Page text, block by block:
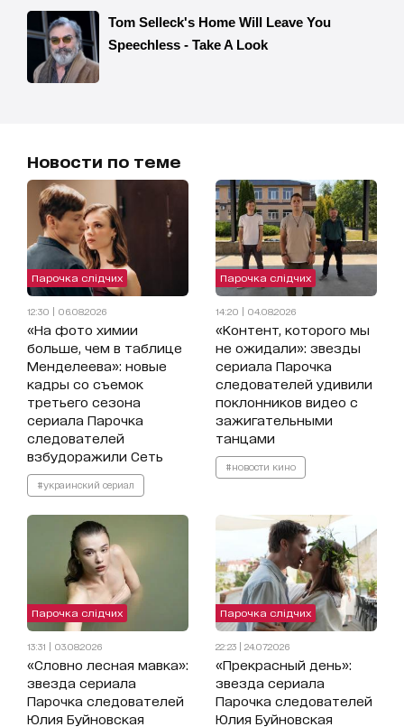
Новости по теме
Парочка слідчих
12:30 | 06.08.2026
«На фото химии
больше, чем в таблице
Менделеева»: новые
кадры со съемок
третьего сезона
сериала Парочка
следователей
взбудоражили Сеть
#украинский сериал
Парочка слідчих
14:20 | 04.08.2026
«Контент, которого мы
не ожидали»: звезды
сериала Парочка
следователей удивили
поклонников видео с
зажигательными
танцами
#новости кино
Парочка слідчих
13:31 | 03.08.2026
«Словно лесная мавка»:
звезда сериала
Парочка следователей
Юлия Буйновская
Парочка слідчих
22:23 | 24.07.2026
«Прекрасный день»:
звезда сериала
Парочка следователей
Юлия Буйновская